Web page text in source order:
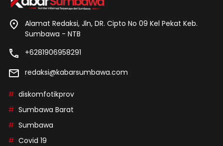
Alamat Redaksi, Jln, DR. Cipto No 09 Kel Pekat Keb.
Sumbawa - NTB
+6281906958291
redaksi@kabarsumbawa.com
diskomfotikprov
Sumbawa Barat
Sumbawa
Covid 19